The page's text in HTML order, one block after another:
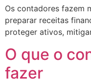
Os contadores fazem
preparar receitas
proteger ativos,
O que o
fazer